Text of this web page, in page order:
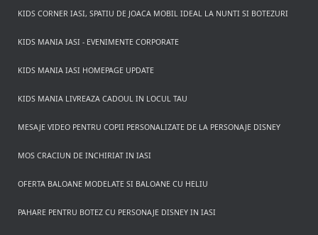
KIDS CORNER IASI, SPATIU DE JOACA MOBIL IDEAL LA NUNTI SI BOTEZURI
KIDS MANIA IASI - EVENIMENTE CORPORATE
KIDS MANIA IASI HOMEPAGE UPDATE
KIDS MANIA LIVREAZA CADOUL IN LOCUL TAU
MESAJE VIDEO PENTRU COPII PERSONALIZATE DE LA PERSONAJE DISNEY
MOS CRACIUN DE INCHIRIAT IN IASI
OFERTA BALOANE MODELATE SI BALOANE CU HELIU
PAHARE PENTRU BOTEZ CU PERSONAJE DISNEY IN IASI